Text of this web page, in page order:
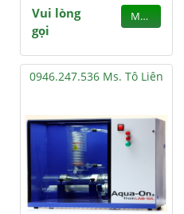
Vui lòng
gọi
MUA
0946.247.536 Ms. Tô Liên